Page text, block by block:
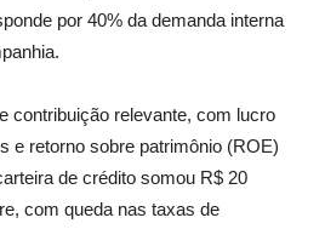
por 40% da demanda interna
contribuição relevante, com lucro
e retorno sobre patrimônio (ROE)
de crédito somou R$ 20
com queda nas taxas de